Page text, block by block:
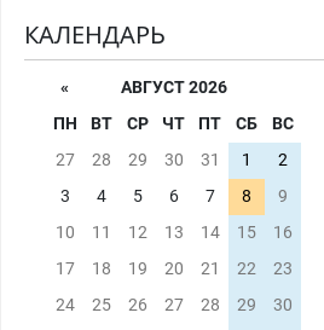
КАЛЕНДАРЬ
«
АВГУСТ 2026
ПН
ВТ СР ЧТ ПТ СБ
ВС
27
28 29 30 31 1
2
3
4 5 6 7 8
9
10
11 12 13 14 15
16
17
18 19 20 21 22
23
24
25 26 27 28 29
30